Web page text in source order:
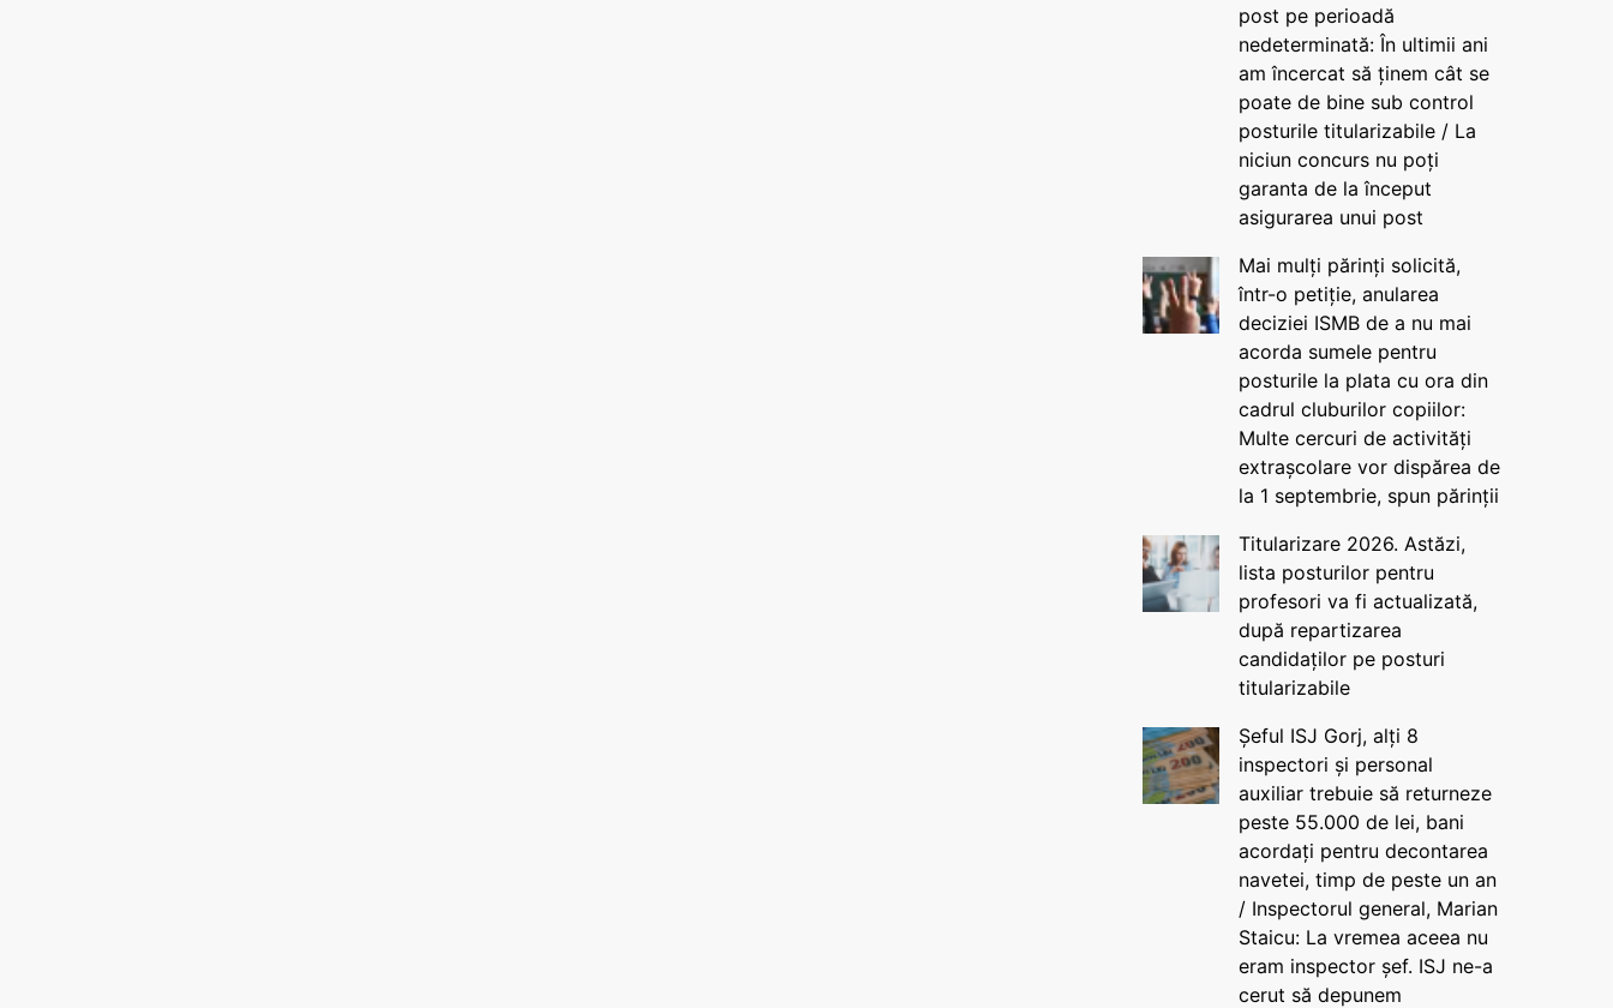
post pe perioadă
nedeterminată: În ultimii ani
am încercat să ținem cât se
poate de bine sub control
posturile titularizabile / La
niciun concurs nu poți
garanta de la început
asigurarea unui post
Mai mulți părinți solicită,
într-o petiție, anularea
deciziei ISMB de a nu mai
acorda sumele pentru
posturile la plata cu ora din
cadrul cluburilor copiilor:
Multe cercuri de activități
extrașcolare vor dispărea de
la 1 septembrie, spun părinții
Titularizare 2026. Astăzi,
lista posturilor pentru
profesori va fi actualizată,
după repartizarea
candidaților pe posturi
titularizabile
Șeful ISJ Gorj, alți 8
inspectori și personal
auxiliar trebuie să returneze
peste 55.000 de lei, bani
acordați pentru decontarea
navetei, timp de peste un an
/ Inspectorul general, Marian
Staicu: La vremea aceea nu
eram inspector șef. ISJ ne-a
cerut să depunem